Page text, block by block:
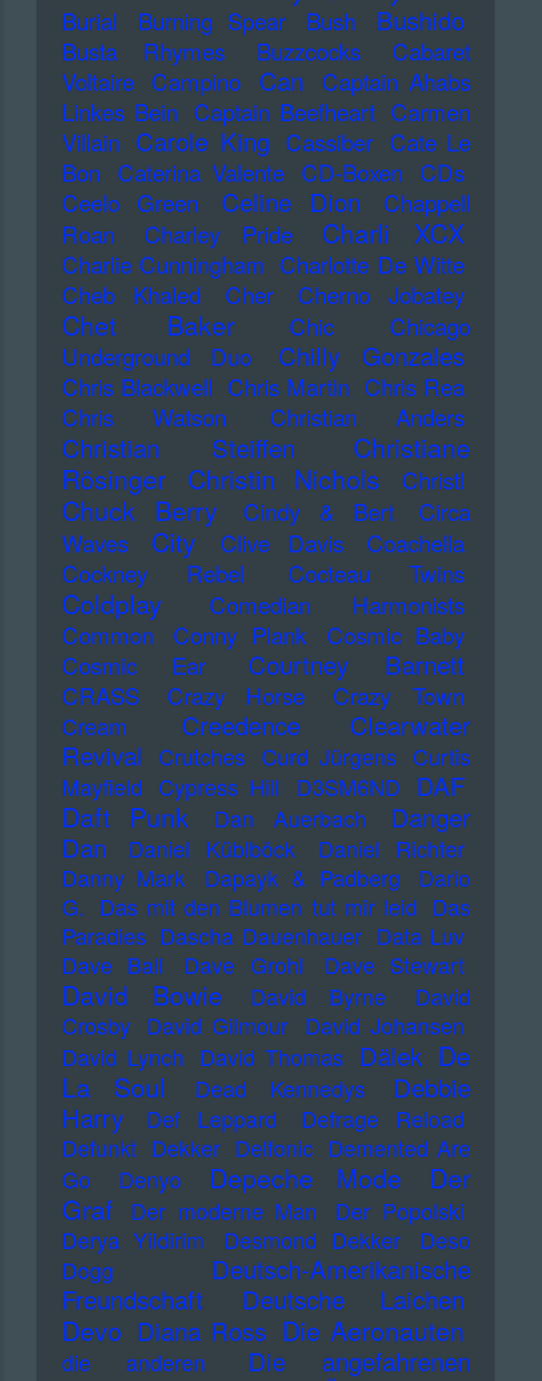
Burial Burning Spear Bush Bushido
Busta Rhymes Buzzcocks
Cabaret
Voltaire Campino Can
Captain Ahabs
Linkes Bein Captain Beefheart Carmen
Villain Carole King Cassiber Cate Le
Bon
Caterina Valente CD-Boxen
CDs
Ceelo Green
Celine Dion
Chappell
Roan
Charley Pride Charli XCX
Charlie Cunningham Charlotte De Witte
Cheb Khaled
Cher Cherno Jobatey
Chet Baker Chic
Chicago
Underground Duo
Chilly Gonzales
Chris Blackwell Chris Martin Chris Rea
Chris Watson
Christian Anders
Christian Steiffen
Christiane
Rösinger
Christin Nichols Christl
Chuck Berry Cindy & Bert
Circa
Waves
City Clive Davis
Coachella
Cockney Rebel
Cocteau Twins
Coldplay
Comedian Harmonists
Common
Conny Plank
Cosmic Baby
Cosmic Ear
Courtney Barnett
CRASS Crazy Horse Crazy Town
Cream
Creedence Clearwater
Revival
Crutches Curd Jürgens Curtis
Mayfield Cypress Hill D3SM6ND DAF
Daft Punk Dan Auerbach
Danger
Dan
Daniel Küblböck
Daniel Richter
Danny Mark
Dapayk & Padberg
Dario
G. Das mit den Blumen tut mir leid Das
Paradies Dascha Dauenhauer Data Luv
Dave Ball
Dave Grohl Dave Stewart
David Bowie David Byrne
David
Crosby David Gilmour David Johansen
David Lynch David Thomas Dälek De
La Soul
Dead Kennedys
Debbie
Harry
Def Leppard
Defrage Reload
Defunkt Dekker Delfonic Demented Are
Go
Denyo Depeche Mode
Der
Graf
Der moderne Man
Der Popolski
Derya Yildirim
Desmond Dekker
Deso
Dogg
Deutsch-Amerikanische
Freundschaft
Deutsche Laichen
Devo Diana Ross Die Aeronauten
die anderen
Die angefahrenen